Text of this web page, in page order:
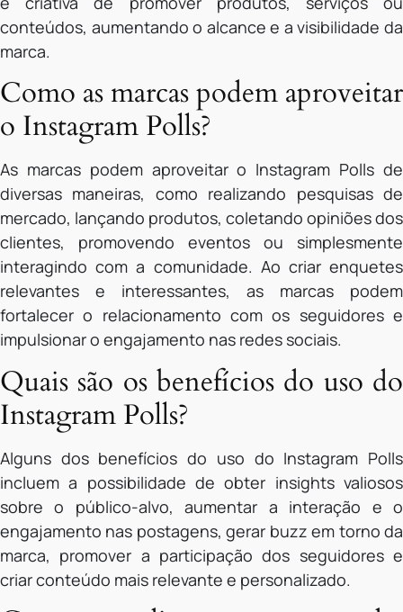
conteúdos, aumentando o alcance e a visibilidade da
marca.
Como as marcas podem aproveitar
o Instagram Polls?
As marcas podem aproveitar o Instagram Polls de
diversas maneiras, como realizando pesquisas de
mercado, lançando produtos, coletando opiniões dos
clientes, promovendo eventos ou simplesmente
interagindo com a comunidade. Ao criar enquetes
relevantes e interessantes, as marcas podem
fortalecer o relacionamento com os seguidores e
impulsionar o engajamento nas redes sociais.
Quais são os benefícios do uso do
Instagram Polls?
Alguns dos benefícios do uso do Instagram Polls
incluem a possibilidade de obter insights valiosos
sobre o público-alvo, aumentar a interação e o
engajamento nas postagens, gerar buzz em torno da
marca, promover a participação dos seguidores e
criar conteúdo mais relevante e personalizado.